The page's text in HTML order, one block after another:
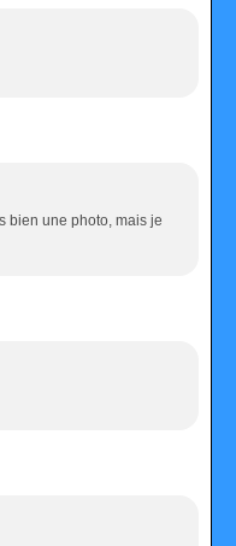
bien une photo, mais je